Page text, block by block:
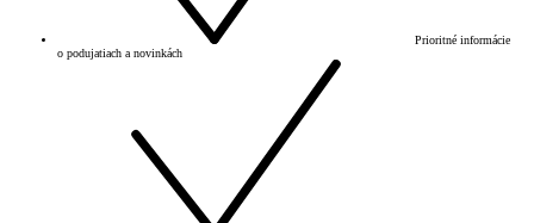
Prioritné informácie
o podujatiach a novinkách